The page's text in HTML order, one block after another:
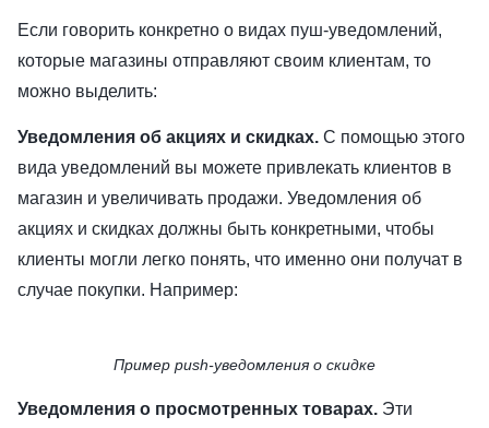
Если говорить конкретно о видах пуш-уведомлений,
которые магазины отправляют своим клиентам, то
можно выделить:
Уведомления об акциях и скидках. С помощью этого
вида уведомлений вы можете привлекать клиентов в
магазин и увеличивать продажи. Уведомления об
акциях и скидках должны быть конкретными, чтобы
клиенты могли легко понять, что именно они получат в
случае покупки. Например:
Пример push-уведомления о скидке
Уведомления о просмотренных товарах. Эти